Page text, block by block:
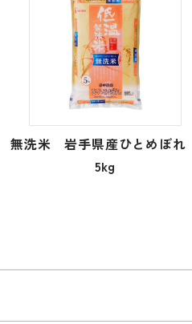
無洗米 岩手県産ひとめぼれ
5kg